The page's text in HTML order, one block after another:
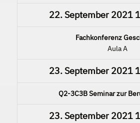
22. September 2021
Fachkonferenz
Aula A
23. September 2021
Q2-3C3B Seminar zur
23. September 2021